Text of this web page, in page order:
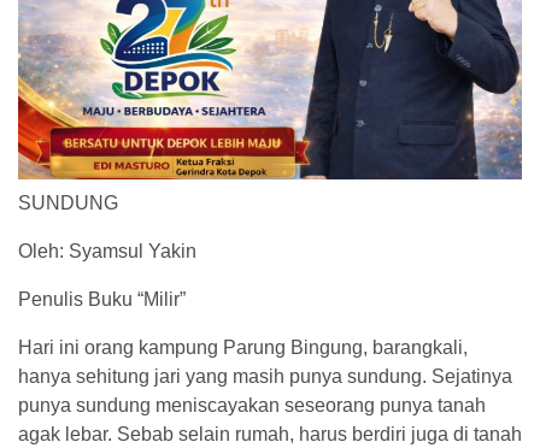
SUNDUNG
Oleh: Syamsul Yakin
Penulis Buku “Milir”
Hari ini orang kampung Parung Bingung, barangkali,
hanya sehitung jari yang masih punya sundung. Sejatinya
punya sundung meniscayakan seseorang punya tanah
agak lebar. Sebab selain rumah, harus berdiri juga di tanah